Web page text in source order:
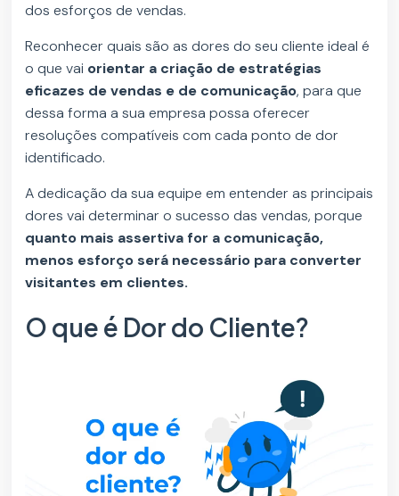
dos esforços de vendas.
Reconhecer quais são as dores do seu cliente ideal é
o que vai orientar a criação de estratégias
eficazes de vendas e de comunicação, para que
dessa forma a sua empresa possa oferecer
resoluções compatíveis com cada ponto de dor
identificado.
A dedicação da sua equipe em entender as principais
dores vai determinar o sucesso das vendas, porque
quanto mais assertiva for a comunicação,
menos esforço será necessário para converter
visitantes em clientes.
O que é Dor do Cliente?